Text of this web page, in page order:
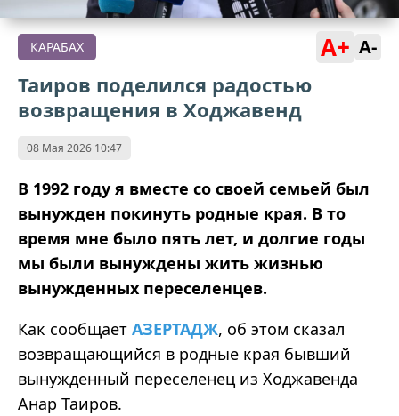
КАРАБАХ A+ A-
Таиров поделился радостью
возвращения в Ходжавенд
08 Мая 2026 10:47
В 1992 году я вместе со своей семьей был
вынужден покинуть родные края. В то
время мне было пять лет, и долгие годы
мы были вынуждены жить жизнью
вынужденных переселенцев.
Как сообщает АЗЕРТАДЖ, об этом сказал
возвращающийся в родные края бывший
вынужденный переселенец из Ходжавенда
Анар Таиров.